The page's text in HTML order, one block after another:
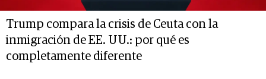
Trump compara la crisis de Ceuta con la
inmigración de EE. UU.: por qué es
completamente diferente